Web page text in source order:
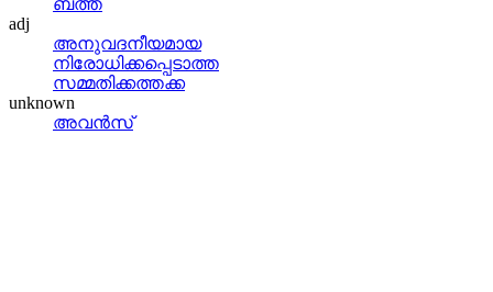
adj
അനുവദനീയമായ
നിരോധിക്കപ്പെടാത്ത
സമ്മതിക്കത്തക്ക
unknown
അവന്‍സ്